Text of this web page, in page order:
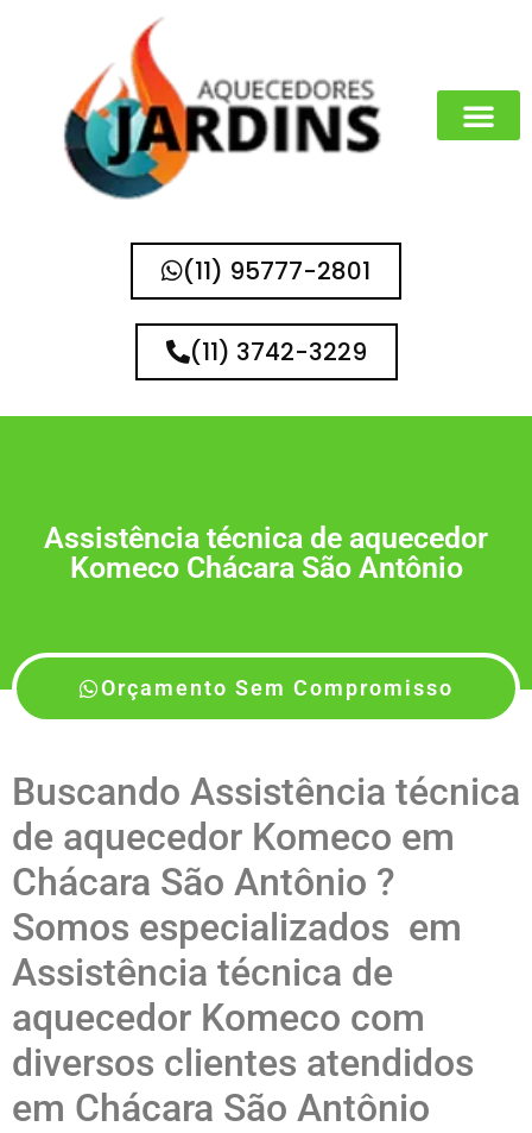
(11) 95777-2801
(11) 3742-3229
Assistência técnica de aquecedor
Komeco Chácara São Antônio
Orçamento Sem Compromisso
Buscando Assistência técnica
de aquecedor Komeco em
Chácara São Antônio ?
Somos especializados em
Assistência técnica de
aquecedor Komeco com
diversos clientes atendidos
em Chácara São Antônio